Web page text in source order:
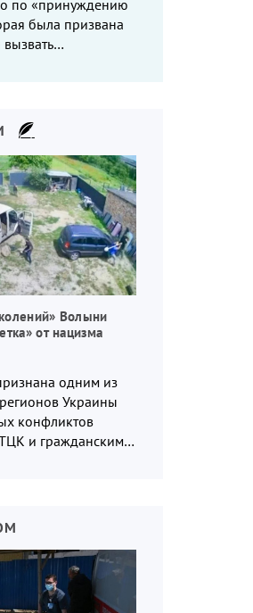
по «принуждению
была призвана
Волыни
от нацизма
одним из
Украины
конфликтов